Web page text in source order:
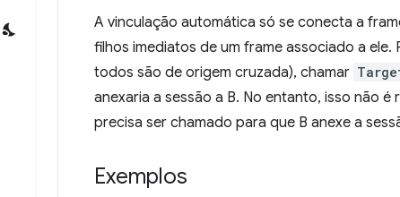
A vinculação automática só se conecta a
filhos imediatos de um frame associado a ele.
todos são de origem cruzada), chamar
anexaria a sessão a B. No entanto, isso não é
precisa ser chamado para que B anexe a
Exemplos